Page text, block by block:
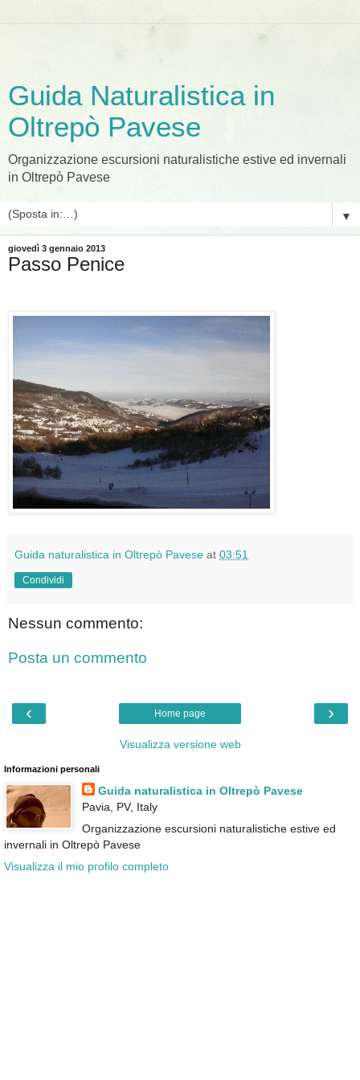
Guida Naturalistica in
Oltrepò Pavese
Organizzazione escursioni naturalistiche estive ed invernali
in Oltrepò Pavese
▼
giovedì 3 gennaio 2013
Passo Penice
Guida naturalistica in Oltrepò Pavese at 03:51
Condividi
Nessun commento:
Posta un commento
‹ ›
Home page
Visualizza versione web
Informazioni personali
Guida naturalistica in Oltrepò Pavese
Pavia, PV, Italy
Organizzazione escursioni naturalistiche estive ed
invernali in Oltrepò Pavese
Visualizza il mio profilo completo